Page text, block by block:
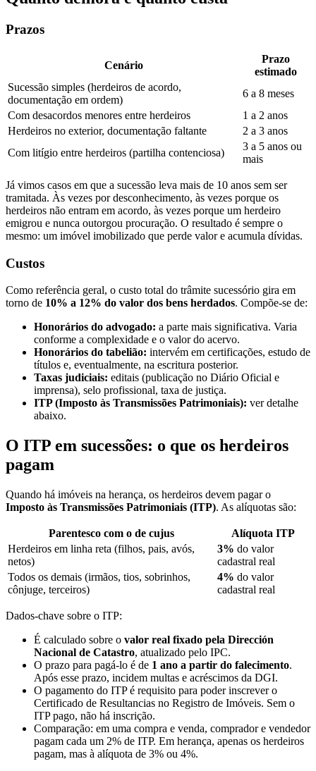
Prazos
Cenário
Prazo
estimado
Sucessão simples (herdeiros de acordo,
documentação em ordem)
6 a 8 meses
Com desacordos menores entre herdeiros
1 a 2 anos
Herdeiros no exterior, documentação faltante
2 a 3 anos
Com litígio entre herdeiros (partilha contenciosa)
3 a 5 anos ou
mais
Já vimos casos em que a sucessão leva mais de 10 anos sem ser
tramitada. Às vezes por desconhecimento, às vezes porque os
herdeiros não entram em acordo, às vezes porque um herdeiro
emigrou e nunca outorgou procuração. O resultado é sempre o
mesmo: um imóvel imobilizado que perde valor e acumula dívidas.
Custos
Como referência geral, o custo total do trâmite sucessório gira em
torno de 10% a 12% do valor dos bens herdados. Compõe-se de:
Honorários do advogado: a parte mais significativa. Varia
conforme a complexidade e o valor do acervo.
Honorários do tabelião: intervém em certificações, estudo de
títulos e, eventualmente, na escritura posterior.
Taxas judiciais: editais (publicação no Diário Oficial e
imprensa), selo profissional, taxa de justiça.
ITP (Imposto às Transmissões Patrimoniais): ver detalhe
abaixo.
O ITP em sucessões: o que os herdeiros
pagam
Quando há imóveis na herança, os herdeiros devem pagar o
Imposto às Transmissões Patrimoniais (ITP). As alíquotas são:
Parentesco com o de cujus
Alíquota ITP
Herdeiros em linha reta (filhos, pais, avós,
netos)
3% do valor
cadastral real
Todos os demais (irmãos, tios, sobrinhos,
cônjuge, terceiros)
4% do valor
cadastral real
Dados-chave sobre o ITP:
É calculado sobre o valor real fixado pela Dirección
Nacional de Catastro, atualizado pelo IPC.
O prazo para pagá-lo é de 1 ano a partir do falecimento.
Após esse prazo, incidem multas e acréscimos da DGI.
O pagamento do ITP é requisito para poder inscrever o
Certificado de Resultancias no Registro de Imóveis. Sem o
ITP pago, não há inscrição.
Comparação: em uma compra e venda, comprador e vendedor
pagam cada um 2% de ITP. Em herança, apenas os herdeiros
pagam, mas à alíquota de 3% ou 4%.